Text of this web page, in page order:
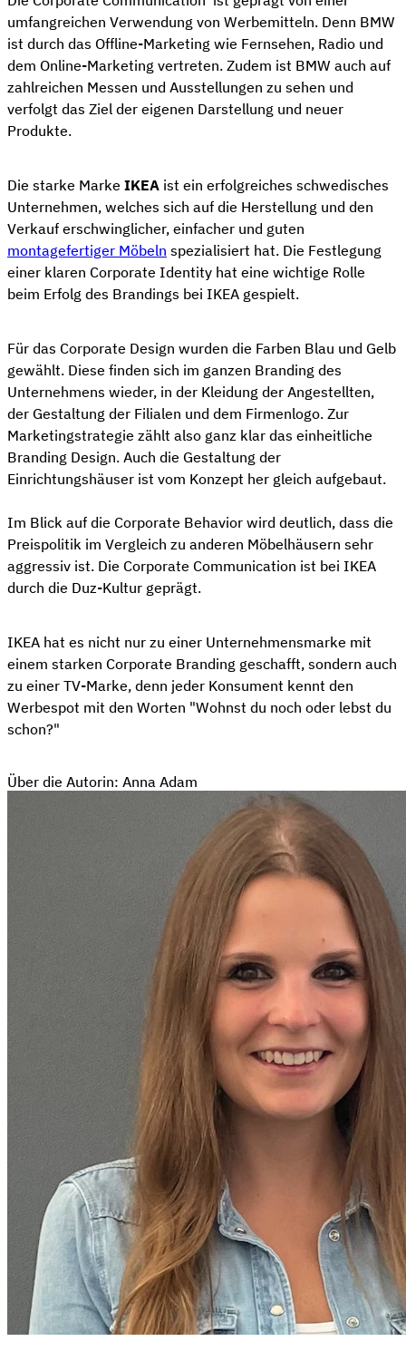
umfangreichen Verwendung von Werbemitteln. Denn BMW
ist durch das Offline-Marketing wie Fernsehen, Radio und
dem Online-Marketing vertreten. Zudem ist BMW auch auf
zahlreichen Messen und Ausstellungen zu sehen und
verfolgt das Ziel der eigenen Darstellung und neuer
Produkte.
Die starke Marke IKEA ist ein erfolgreiches schwedisches
Unternehmen, welches sich auf die Herstellung und den
Verkauf erschwinglicher, einfacher und guten
montagefertiger Möbeln spezialisiert hat. Die Festlegung
einer klaren Corporate Identity hat eine wichtige Rolle
beim Erfolg des Brandings bei IKEA gespielt.
Für das Corporate Design wurden die Farben Blau und Gelb
gewählt. Diese finden sich im ganzen Branding des
Unternehmens wieder, in der Kleidung der Angestellten,
der Gestaltung der Filialen und dem Firmenlogo. Zur
Marketingstrategie zählt also ganz klar das einheitliche
Branding Design. Auch die Gestaltung der
Einrichtungshäuser ist vom Konzept her gleich aufgebaut.
Im Blick auf die Corporate Behavior wird deutlich, dass die
Preispolitik im Vergleich zu anderen Möbelhäusern sehr
aggressiv ist. Die Corporate Communication ist bei IKEA
durch die Duz-Kultur geprägt.
IKEA hat es nicht nur zu einer Unternehmensmarke mit
einem starken Corporate Branding geschafft, sondern auch
zu einer TV-Marke, denn jeder Konsument kennt den
Werbespot mit den Worten "Wohnst du noch oder lebst du
schon?"
Über die Autorin: Anna Adam